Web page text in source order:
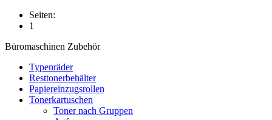
Seiten:
1
Büromaschinen Zubehör
Typenräder
Resttonerbehälter
Papiereinzugsrollen
Tonerkartuschen
Toner nach Gruppen